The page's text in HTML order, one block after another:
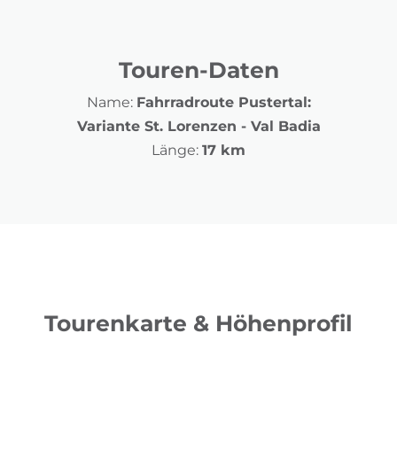
Touren-Daten
Name: Fahrradroute Pustertal:
Variante St. Lorenzen - Val Badia
Länge: 17 km
Tourenkarte & Höhenprofil